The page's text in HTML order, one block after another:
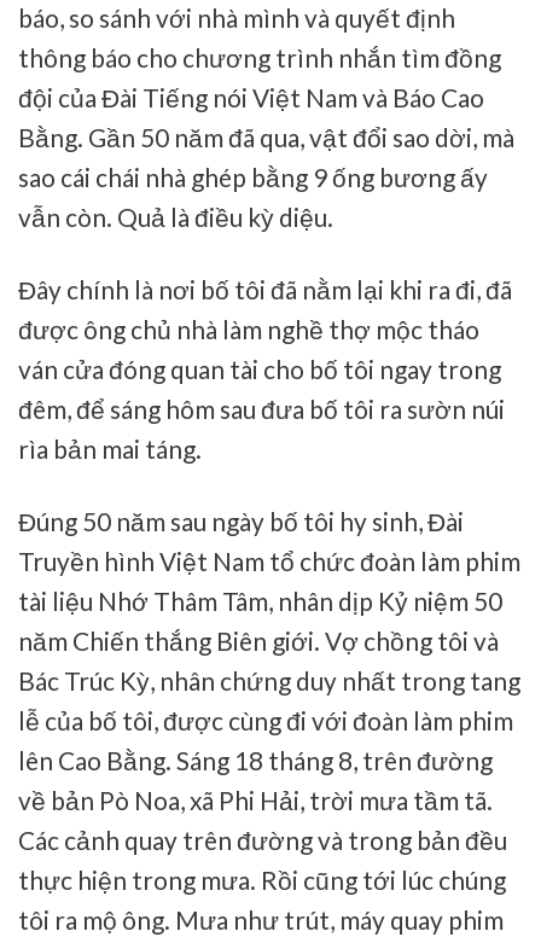
báo, so sánh với nhà mình và quyết định
thông báo cho chương trình nhắn tìm đồng
đội của Đài Tiếng nói Việt Nam và Báo Cao
Bằng. Gần 50 năm đã qua, vật đổi sao dời, mà
sao cái chái nhà ghép bằng 9 ống bương ấy
vẫn còn. Quả là điều kỳ diệu.
Đây chính là nơi bố tôi đã nằm lại khi ra đi, đã
được ông chủ nhà làm nghề thợ mộc tháo
ván cửa đóng quan tài cho bố tôi ngay trong
đêm, để sáng hôm sau đưa bố tôi ra sườn núi
rìa bản mai táng.
Đúng 50 năm sau ngày bố tôi hy sinh, Đài
Truyền hình Việt Nam tổ chức đoàn làm phim
tài liệu Nhớ Thâm Tâm, nhân dịp Kỷ niệm 50
năm Chiến thắng Biên giới. Vợ chồng tôi và
Bác Trúc Kỳ, nhân chứng duy nhất trong tang
lễ của bố tôi, được cùng đi với đoàn làm phim
lên Cao Bằng. Sáng 18 tháng 8, trên đường
về bản Pò Noa, xã Phi Hải, trời mưa tầm tã.
Các cảnh quay trên đường và trong bản đều
thực hiện trong mưa. Rồi cũng tới lúc chúng
tôi ra mộ ông. Mưa như trút, máy quay phim